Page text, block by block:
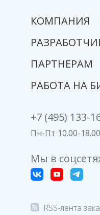
КОМПАНИЯ
ПАРТНЕРАМ
РАБОТА НА
+7 (495) 133-
Пн-Пт 10.00-
Мы в
RSS-лента